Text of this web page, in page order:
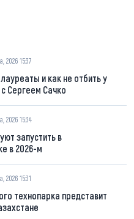
2026 15:37
и как не отбить у
Сергеем Сачко
2026 15:34
запустить в
в 2026-м
2026 15:31
технопарка представит